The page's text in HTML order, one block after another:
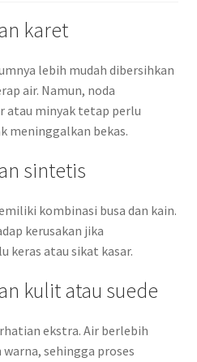
karet
lebih mudah dibersihkan
air. Namun, noda
atau minyak tetap perlu
meninggalkan bekas.
sintetis
kombinasi busa dan kain.
kerusakan jika
keras atau sikat kasar.
kulit atau suede
ekstra. Air berlebih
sehingga proses